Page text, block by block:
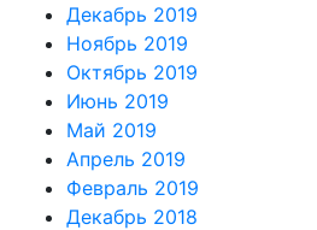
Декабрь 2019
Ноябрь 2019
Октябрь 2019
Июнь 2019
Май 2019
Апрель 2019
Февраль 2019
Декабрь 2018